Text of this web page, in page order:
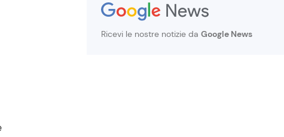
Ricevi le nostre notizie da Google News